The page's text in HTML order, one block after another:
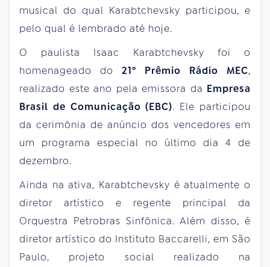
musical do qual Karabtchevsky participou, e
pelo qual é lembrado até hoje.
O paulista Isaac Karabtchevsky foi o
homenageado do 21º Prêmio Rádio MEC,
realizado este ano pela emissora da Empresa
Brasil de Comunicação (EBC). Ele participou
da cerimônia de anúncio dos vencedores em
um programa especial no último dia 4 de
dezembro.
Ainda na ativa, Karabtchevsky é atualmente o
diretor artístico e regente principal da
Orquestra Petrobras Sinfônica. Além disso, é
diretor artístico do Instituto Baccarelli, em São
Paulo, projeto social realizado na